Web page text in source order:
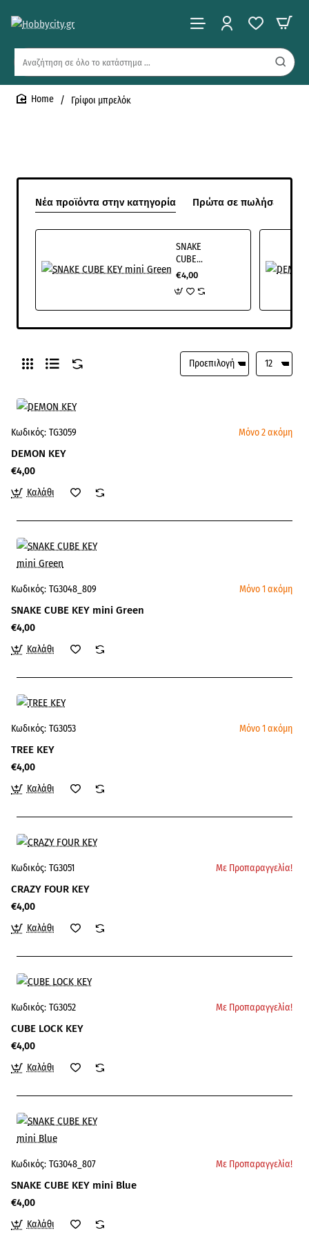
Αναζήτηση
όλο
το
Γρίφοι μπρελόκ
Νέα προϊόντα στην κατηγορία Πρώτα σε πωλήσεις
SNAKE
CUBE
KEY
Green
€4,00
Κωδικός: TG3059 Μόνο 2 ακόμη
DEMON KEY
€4,00
Καλάθι
Κωδικός: TG3048_809 Μόνο 1 ακόμη
SNAKE CUBE KEY mini Green
€4,00
Καλάθι
Κωδικός: TG3053 Μόνο 1 ακόμη
TREE KEY
€4,00
Καλάθι
Κωδικός: TG3051 Με Προπαραγγελία!
CRAZY FOUR KEY
€4,00
Καλάθι
Κωδικός: TG3052 Με Προπαραγγελία!
CUBE LOCK KEY
€4,00
Καλάθι
Κωδικός: TG3048_807 Με Προπαραγγελία!
SNAKE CUBE KEY mini Blue
€4,00
Καλάθι